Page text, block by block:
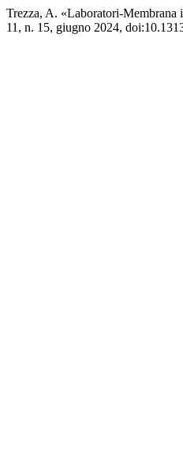
Trezza, A. «Laboratori-
11, n. 15, giugno 2024,